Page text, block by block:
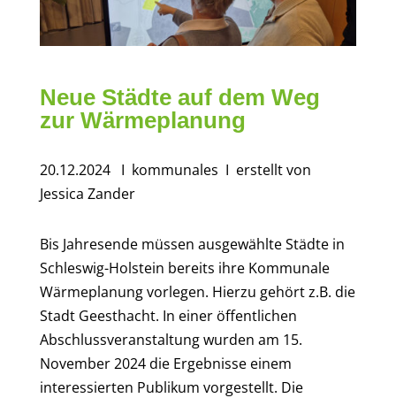
Neue Städte auf dem Weg
zur Wärmeplanung
20.12.2024 I kommunales I erstellt von
Jessica Zander
Bis Jahresende müssen ausgewählte Städte in
Schleswig-Holstein bereits ihre Kommunale
Wärmeplanung vorlegen. Hierzu gehört z.B. die
Stadt Geesthacht. In einer öffentlichen
Abschlussveranstaltung wurden am 15.
November 2024 die Ergebnisse einem
interessierten Publikum vorgestellt. Die